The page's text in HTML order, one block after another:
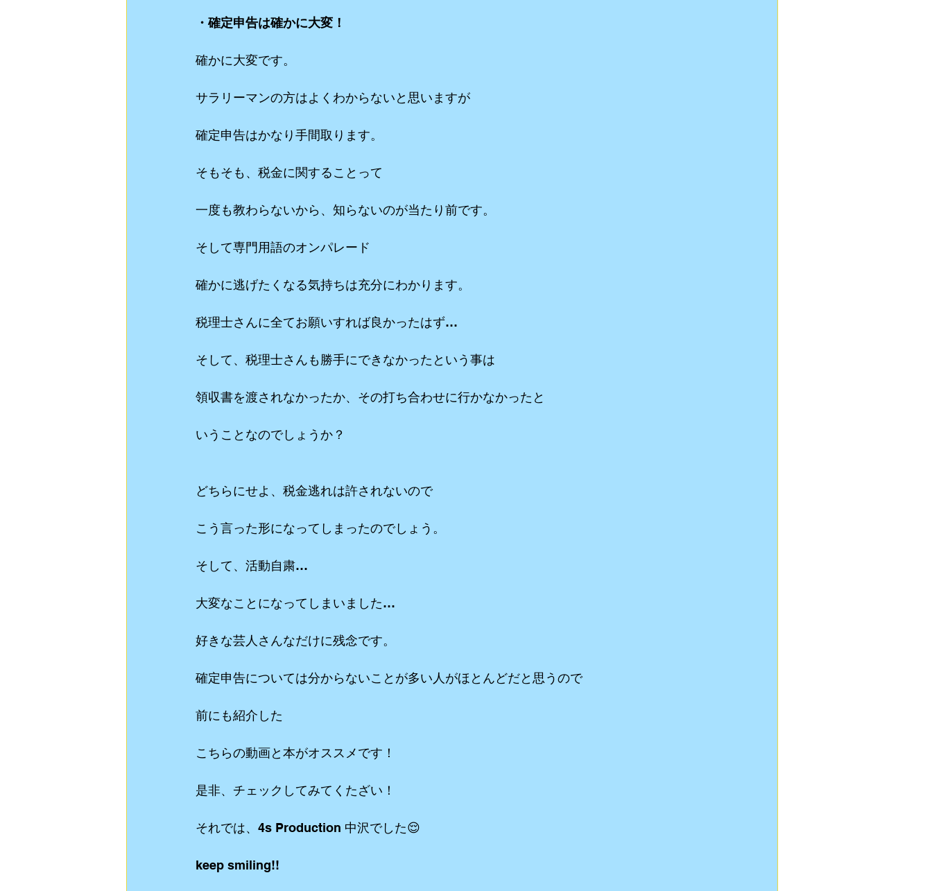
・確定申告は確かに大変！
確かに大変です。
サラリーマンの方はよくわからないと思いますが
確定申告はかなり手間取ります。
そもそも、税金に関することって
一度も教わらないから、知らないのが当たり前です。
そして専門用語のオンパレード
確かに逃げたくなる気持ちは充分にわかります。
税理士さんに全てお願いすれば良かったはず…
そして、税理士さんも勝手にできなかったという事は
領収書を渡されなかったか、その打ち合わせに行かなかったと
いうことなのでしょうか？
どちらにせよ、税金逃れは許されないので
こう言った形になってしまったのでしょう。
そして、活動自粛…
大変なことになってしまいました…
好きな芸人さんなだけに残念です。
確定申告については分からないことが多い人がほとんどだと思うので
前にも紹介した
こちらの動画と本がオススメです！
是非、チェックしてみてくたざい！
それでは、4s Production 中沢でした😌
keep smiling!!